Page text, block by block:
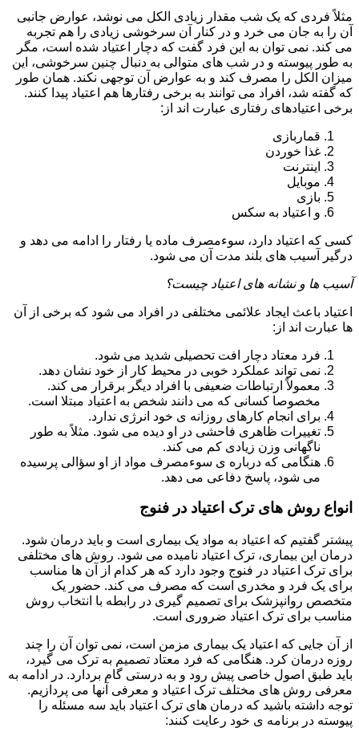
مثلاً فردی که یک شب مقدار زیادی الکل می نوشد، عوارض جانبی
آن را به جان می خرد و در کنار آن سرخوشی زیادی را هم تجربه
می کند. نمی توان به این فرد گفت که دچار اعتیاد شده است، مگر
به طور پیوسته و در شب های متوالی به دنبال چنین سرخوشی، این
میزان الکل را مصرف کند و به عوارض آن توجهی نکند. همان طور
که گفته شد، افراد می توانند به برخی رفتارها هم اعتیاد پیدا کنند.
برخی اعتیادهای رفتاری عبارت اند از:
قماربازی
غذا خوردن
اینترنت
موبایل
بازی
و اعتیاد به سکس
کسی که اعتیاد دارد، سوءمصرف ماده یا رفتار را ادامه می دهد و
درگیر آسیب های بلند مدت آن می شود.
آسیب ها و نشانه های اعتیاد چیست؟
اعتیاد باعث ایجاد علائمی مختلفی در افراد می شود که برخی از آن
ها عبارت اند از:
فرد معتاد دچار افت تحصیلی شدید می شود.
نمی تواند عملکرد خوبی در محیط کار از خود نشان دهد.
معمولاً ارتباطات ضعیفی با افراد دیگر برقرار می کند.
مخصوصا کسانی که می دانند شخص به اعتیاد مبتلا است.
برای انجام کارهای روزانه ی خود انرژی ندارد.
تغییرات ظاهری فاحشی در او دیده می شود. مثلاً به طور
ناگهانی وزن زیادی کم می کند.
هنگامی که درباره ی سوءمصرف مواد از او سؤالی پرسیده
می شود، پاسخ دفاعی می دهد.
انواع روش های ترک اعتیاد در فنوج
پیشتر گفتیم که اعتیاد به مواد یک بیماری است و باید درمان شود.
درمان این بیماری، ترک اعتیاد نامیده می شود. روش های مختلفی
برای ترک اعتیاد در فنوج وجود دارد که هر کدام از آن ها مناسب
برای یک فرد و مخدری است که مصرف می کند. حضور یک
متخصص روانپزشک برای تصمیم گیری در رابطه با انتخاب روش
مناسب برای ترک اعتیاد ضروری است.
از آن جایی که اعتیاد یک بیماری مزمن است، نمی توان آن را چند
روزه درمان کرد. هنگامی که فرد معتاد تصمیم به ترک می گیرد،
باید طبق اصول خاصی پیش رود و به درستی گام بردارد. در ادامه به
معرفی روش های مختلف ترک اعتیاد و معرفی آنها می پردازیم.
توجه داشته باشید که درمان های ترک اعتیاد باید سه مسئله را
پیوسته در برنامه ی خود رعایت کنند: